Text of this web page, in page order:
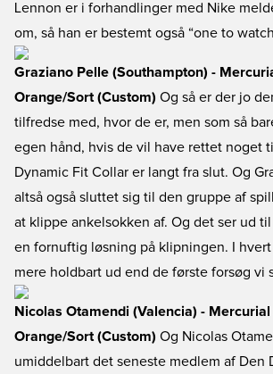
Lennon er i forhandlinger med Nike
om, så han er bestemt også “one to
Graziano Pelle (Southampton) -
Orange/Sort (Custom) Og så er der jo
tilfredse med, hvor de er, men som så
egen hånd, hvis de vil have rettet noget
Dynamic Fit Collar er langt fra slut. Og
altså også sluttet sig til den gruppe af
at klippe ankelsokken af. Og det ser ud
en fornuftig løsning på klipningen. I
mere holdbart ud end de første forsøg vi
Nicolas Otamendi (Valencia) -
Orange/Sort (Custom) Og Nicolas
umiddelbart det seneste medlem af Den